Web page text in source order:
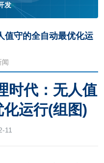
发
值守的全自动最优化运
闻
时代：无人值
运行(组图)
11